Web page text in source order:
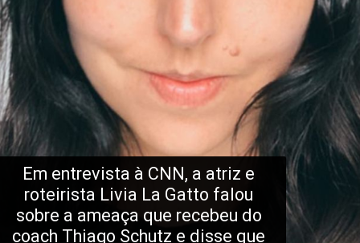
Em entrevista à CNN, a atriz e
roteirista Livia La Gatto falou
sobre a ameaça que recebeu do
coach Thiago Schutz e disse que